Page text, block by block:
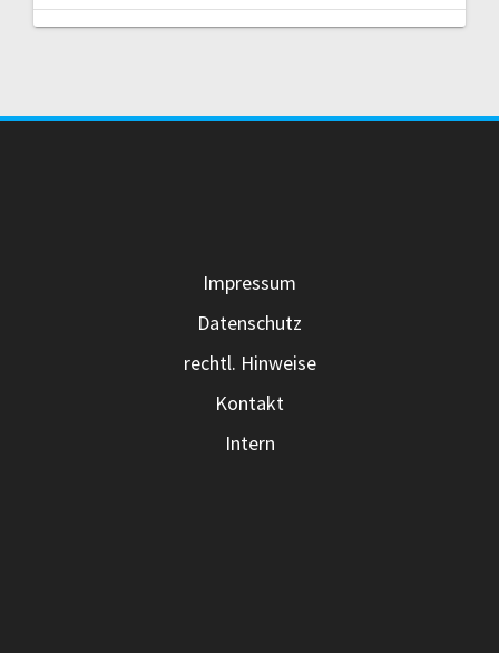
Impressum
Datenschutz
rechtl. Hinweise
Kontakt
Intern